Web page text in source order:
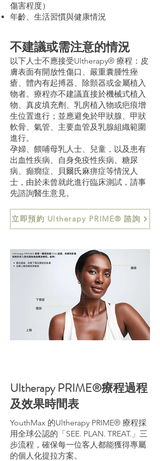
傷害程度）
年齡、生活習慣與健康情況
不建議或需注意的情況
以下人士不應接受Ultherapy® 療程：皮
膚表面有開放性傷口、嚴重囊腫性痤
瘡、體內有起搏器、除顫器或金屬植入
物者。療程亦不建議直接於機械式植入
物、真皮填充劑、乳房植入物或疤痕增
生位置進行；並應避免於甲狀腺、甲狀
軟骨、氣管、主要血管及乳腺組織範圍
進行。
孕婦、餵哺母乳人士、兒童，以及患有
出血性疾病、自身免疫性疾病、糖尿
病、癲癇症、貝爾氏麻痹症等情況人
士，由於未曾就此進行臨床測試，請事
先諮詢醫生意見。
立即預約 Ultherapy PRIME® 諮詢
Ultherapy PRIME®療程過程
及效果時間表
YouthMax 的Ultherapy PRIME® 療程採
用全球公認的「SEE. PLAN. TREAT.」三
步流程，確保每一位客人都能獲得專屬
的個人化提拉方案。